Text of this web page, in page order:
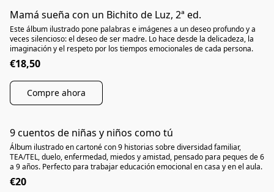
Mamá sueña con un Bichito de Luz, 2ª ed.
Este álbum ilustrado pone palabras e imágenes a un deseo profundo y a
veces silencioso: el deseo de ser madre. Lo hace desde la delicadeza, la
imaginación y el respeto por los tiempos emocionales de cada persona.
€18,50
Compre ahora
9 cuentos de niñas y niños como tú
Álbum ilustrado en cartoné con 9 historias sobre diversidad familiar,
TEA/TEL, duelo, enfermedad, miedos y amistad, pensado para peques de 6
a 9 años. Perfecto para trabajar educación emocional en casa y en el aula.
€20